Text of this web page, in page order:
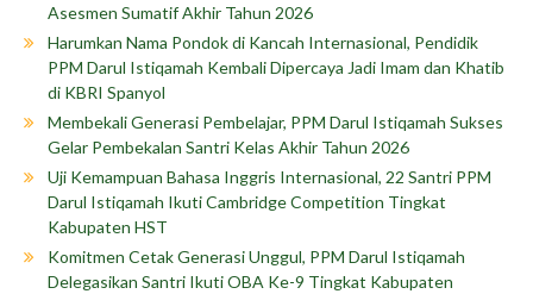
Asesmen Sumatif Akhir Tahun 2026
Harumkan Nama Pondok di Kancah Internasional, Pendidik
PPM Darul Istiqamah Kembali Dipercaya Jadi Imam dan Khatib
di KBRI Spanyol
Membekali Generasi Pembelajar, PPM Darul Istiqamah Sukses
Gelar Pembekalan Santri Kelas Akhir Tahun 2026
Uji Kemampuan Bahasa Inggris Internasional, 22 Santri PPM
Darul Istiqamah Ikuti Cambridge Competition Tingkat
Kabupaten HST
Komitmen Cetak Generasi Unggul, PPM Darul Istiqamah
Delegasikan Santri Ikuti OBA Ke-9 Tingkat Kabupaten